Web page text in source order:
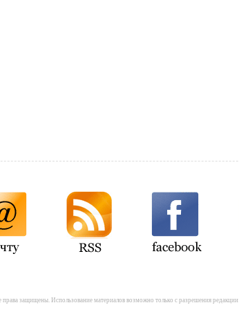
защищены. Использование материалов возможно только с разрешения редакции